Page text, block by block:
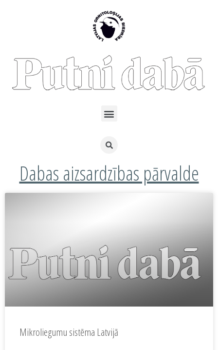
Dabas aizsardzības pārvalde
Mikroliegumu sistēma Latvijā